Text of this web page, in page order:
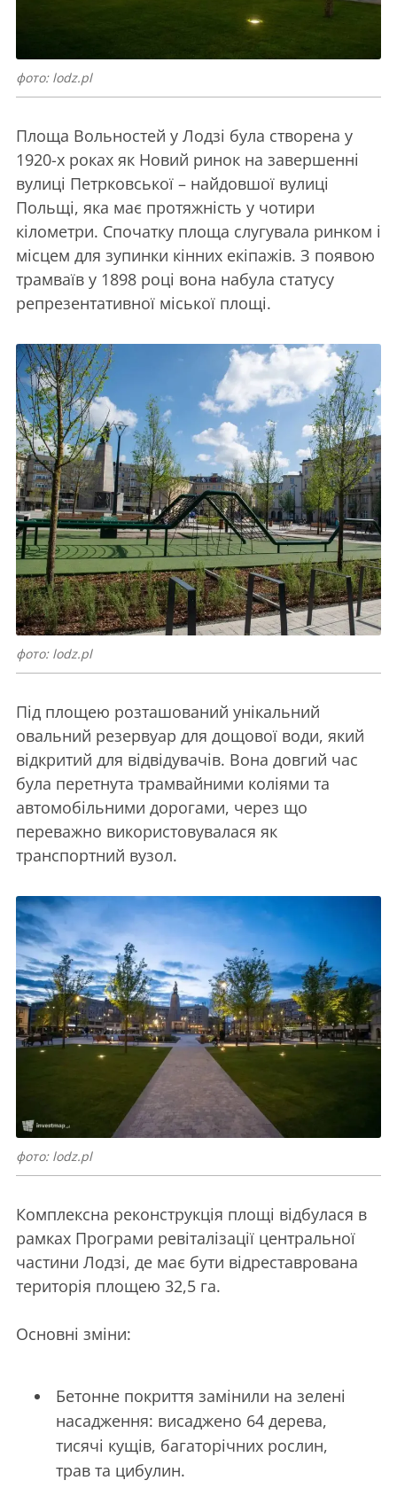
фото: lodz.pl
Площа Вольностей у Лодзі була створена у
1920-х роках як Новий ринок на завершенні
вулиці Петрковської – найдовшої вулиці
Польщі, яка має протяжність у чотири
кілометри. Спочатку площа слугувала ринком і
місцем для зупинки кінних екіпажів. З появою
трамваїв у 1898 році вона набула статусу
репрезентативної міської площі.
фото: lodz.pl
Під площею розташований унікальний
овальний резервуар для дощової води, який
відкритий для відвідувачів. Вона довгий час
була перетнута трамвайними коліями та
автомобільними дорогами, через що
переважно використовувалася як
транспортний вузол.
фото: lodz.pl
Комплексна реконструкція площі відбулася в
рамках Програми ревіталізації центральної
частини Лодзі, де має бути відреставрована
територія площею 32,5 га.
Основні зміни:
Бетонне покриття замінили на зелені
насадження: висаджено 64 дерева,
тисячі кущів, багаторічних рослин,
трав та цибулин.